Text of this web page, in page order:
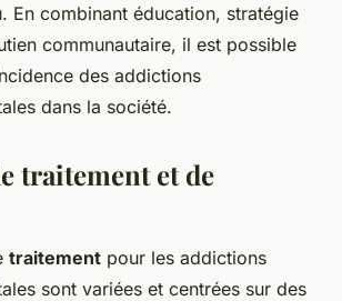
En combinant éducation, stratégie
communautaire, il est possible
des addictions
dans la société.
traitement et de
traitement pour les addictions
sont variées et centrées sur des